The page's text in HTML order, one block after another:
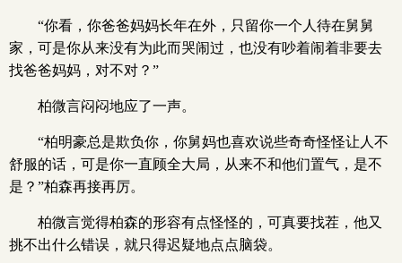
“你看，你爸爸妈妈长年在外，只留你一个人待在舅舅
家，可是你从来没有为此而哭闹过，也没有吵着闹着非要去
找爸爸妈妈，对不对？”
柏微言闷闷地应了一声。
“柏明豪总是欺负你，你舅妈也喜欢说些奇奇怪怪让人不
舒服的话，可是你一直顾全大局，从来不和他们置气，是不
是？”柏森再接再厉。
柏微言觉得柏森的形容有点怪怪的，可真要找茬，他又
挑不出什么错误，就只得迟疑地点点脑袋。